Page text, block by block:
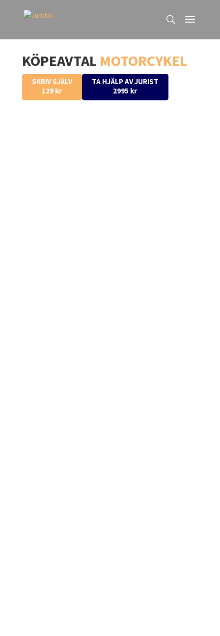
KÖPEAVTAL MOTORCYKEL
SKRIV SJÄLV
129 kr
TA HJÄLP AV JURIST
2995 kr